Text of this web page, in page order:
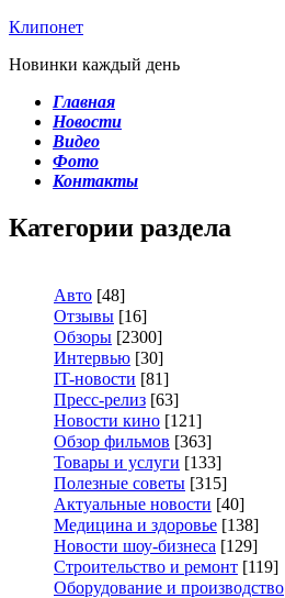
Клипонет
Новинки каждый день
Главная
Новости
Видео
Фото
Контакты
Категории раздела
Авто [48]
Отзывы [16]
Обзоры [2300]
Интервью [30]
IT-новости [81]
Пресс-релиз [63]
Новости кино [121]
Обзор фильмов [363]
Товары и услуги [133]
Полезные советы [315]
Актуальные новости [40]
Медицина и здоровье [138]
Новости шоу-бизнеса [129]
Строительство и ремонт [119]
Оборудование и производство